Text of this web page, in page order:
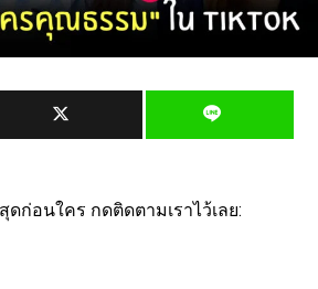
ก่อนใคร กดติดตามเราไว้เลย: